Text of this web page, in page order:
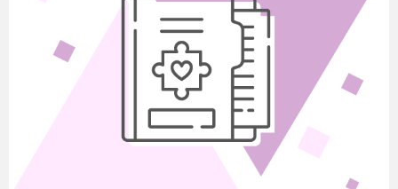
«Долоньки»
15 хв.
Чисті аркуші
формату А4,
кольорові
маркери, (або
вирізані з
кольорового
долоньки)